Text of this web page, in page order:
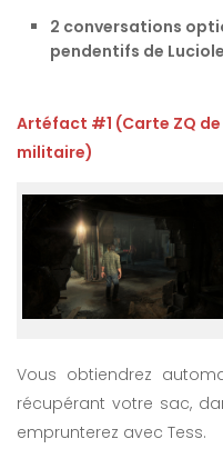
2 conversations
pendentifs de Luciole
Artéfact #1 (Carte ZQ
militaire)
Vous obtiendrez
récupérant votre sac,
emprunterez avec Tess.